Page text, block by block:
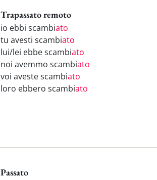
Trapassato remoto
io ebbi scambiato
tu avesti scambiato
lui/lei ebbe scambiato
noi avemmo scambiato
voi aveste scambiato
loro ebbero scambiato
Passato